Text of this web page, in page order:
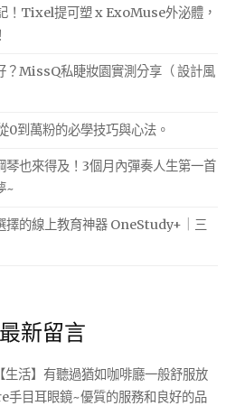
！Tixel提可塑 x ExoMuse外泌體，
？MissQ私睫妝園實測分享（ 設計風
0到萬粉的必學技巧與心法。
琴也來得及！3個月內彈奏人生第一首
~
擇的線上教育神器 OneStudy+｜三
最新留言
【生活】有聽過猶如咖啡廳一般舒服放
手目耳眼鏡~優質的服務和良好的品